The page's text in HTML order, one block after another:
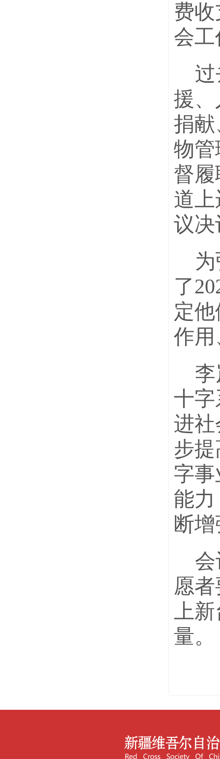
费
会
援
捐
物
督
道
议
了
定
作
十
进
步
字
能
断
愿
上
量。